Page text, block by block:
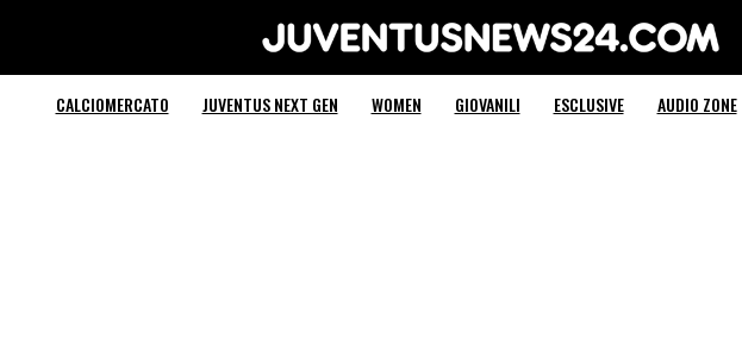
Juventus News 24
CALCIOMERCATO JUVENTUS NEXT GEN WOMEN GIOVANILI ESCLUSIVE AUDIO ZONE